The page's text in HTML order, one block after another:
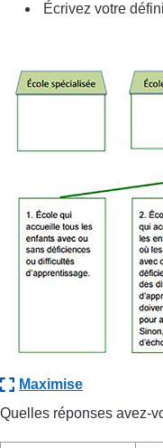
Écrivez votre
Maximise
Quelles réponses avez-